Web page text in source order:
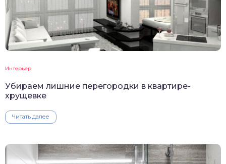
Интерьер
Убираем лишние перегородки в квартире-
хрущевке
Читать далее